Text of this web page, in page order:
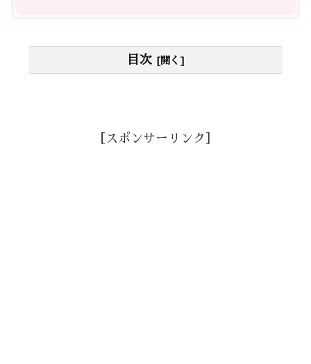
目次
［スポンサーリンク］